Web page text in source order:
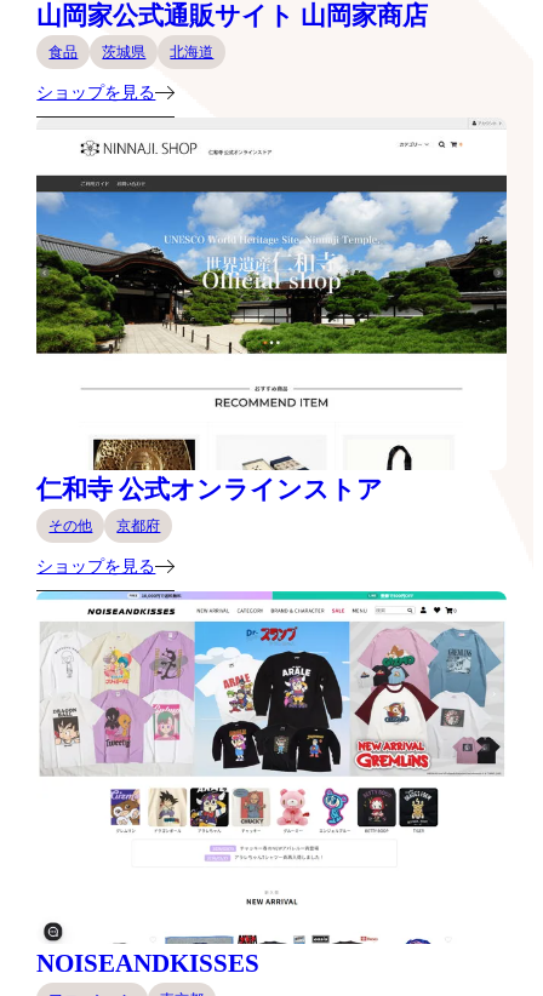
山岡家公式通販サイト 山岡家商店
食品 茨城県 北海道
ショップを見る
仁和寺 公式オンラインストア
その他 京都府
ショップを見る
NOISEANDKISSES